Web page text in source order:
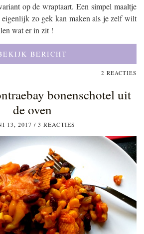
op de wraptaart. Een simpel maaltje
eigenlijk zo gek kan maken als je zelf wilt
wat er in zit !
BERICHT
2 REACTIES
bonenschotel uit
de oven
13, 2017 / 3 REACTIES